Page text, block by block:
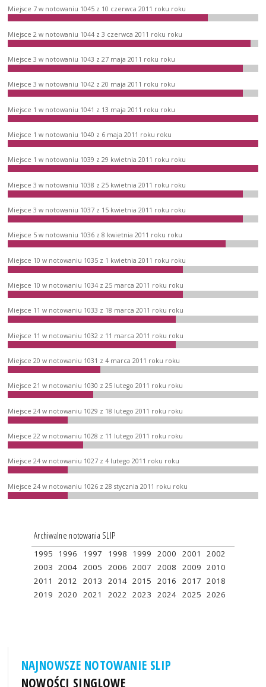
Miejsce 7 w notowaniu 1045 z 10 czerwca 2011 roku roku
Miejsce 2 w notowaniu 1044 z 3 czerwca 2011 roku roku
Miejsce 3 w notowaniu 1043 z 27 maja 2011 roku roku
Miejsce 3 w notowaniu 1042 z 20 maja 2011 roku roku
Miejsce 1 w notowaniu 1041 z 13 maja 2011 roku roku
Miejsce 1 w notowaniu 1040 z 6 maja 2011 roku roku
Miejsce 1 w notowaniu 1039 z 29 kwietnia 2011 roku roku
Miejsce 3 w notowaniu 1038 z 25 kwietnia 2011 roku roku
Miejsce 3 w notowaniu 1037 z 15 kwietnia 2011 roku roku
Miejsce 5 w notowaniu 1036 z 8 kwietnia 2011 roku roku
Miejsce 10 w notowaniu 1035 z 1 kwietnia 2011 roku roku
Miejsce 10 w notowaniu 1034 z 25 marca 2011 roku roku
Miejsce 11 w notowaniu 1033 z 18 marca 2011 roku roku
Miejsce 11 w notowaniu 1032 z 11 marca 2011 roku roku
Miejsce 20 w notowaniu 1031 z 4 marca 2011 roku roku
Miejsce 21 w notowaniu 1030 z 25 lutego 2011 roku roku
Miejsce 24 w notowaniu 1029 z 18 lutego 2011 roku roku
Miejsce 22 w notowaniu 1028 z 11 lutego 2011 roku roku
Miejsce 24 w notowaniu 1027 z 4 lutego 2011 roku roku
Miejsce 24 w notowaniu 1026 z 28 stycznia 2011 roku roku
Archiwalne notowania SLIP
1995 1996 1997 1998 1999 2000 2001
2002
2003 2004 2005 2006 2007 2008 2009 2010
2011
2012 2013 2014 2015 2016 2017 2018
2019 2020 2021 2022 2023 2024 2025 2026
NAJNOWSZE NOTOWANIE SLIP
NOWOŚCI SINGLOWE